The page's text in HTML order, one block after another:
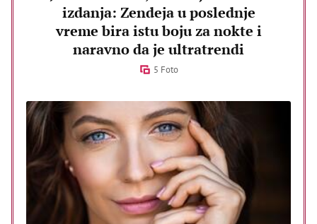
izdanja: Zendeja u poslednje
vreme bira istu boju za nokte i
naravno da je ultratrendi
5 Foto